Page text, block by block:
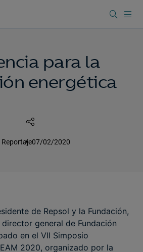
para la
energética
Reportaje07/02/2020
de Repsol y la Fundación,
general de Fundación
en el VII Simposio
2020, organizado por la